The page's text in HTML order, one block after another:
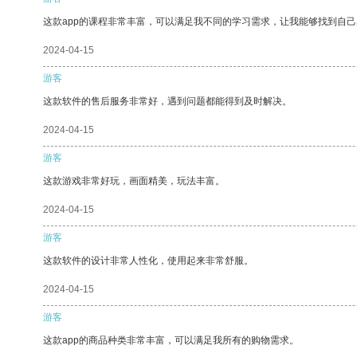
这款app的课程非常丰富，可以满足我不同的学习需求，让我能够找到自己
2024-04-15
游客
这款软件的售后服务非常好，遇到问题都能得到及时解决。
2024-04-15
游客
这款游戏非常好玩，画面精美，玩法丰富。
2024-04-15
游客
这款软件的设计非常人性化，使用起来非常舒服。
2024-04-15
游客
这款app的商品种类非常丰富，可以满足我所有的购物需求。